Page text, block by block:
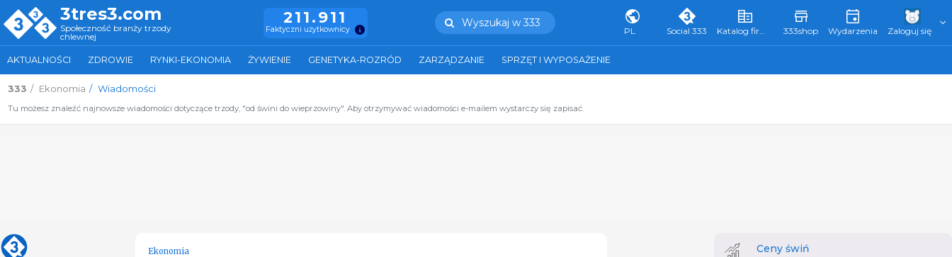
3tres3.com
Społeczność branży trzody
chlewnej
211.911
Faktyczni użytkownicy
Wyszukaj w 333
PL Social 333 Katalog firm 333 333shop Wydarzenia Zaloguj się
AKTUALNOŚCI ZDROWIE RYNKI-EKONOMIA ŻYWIENIE GENETYKA-ROZRÓD ZARZĄDZANIE SPRZĘT I WYPOSAŻENIE
333 Ekonomia Wiadomości
Tu możesz znaleźć najnowsze wiadomości dotyczące trzody, "od świni do wieprzowiny". Aby otrzymywać wiadomości e-mailem wystarczy się zapisać.
Ekonomia Ceny świń